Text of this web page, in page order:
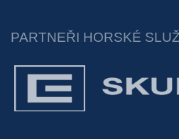
PARTNEŘI HORSKÉ